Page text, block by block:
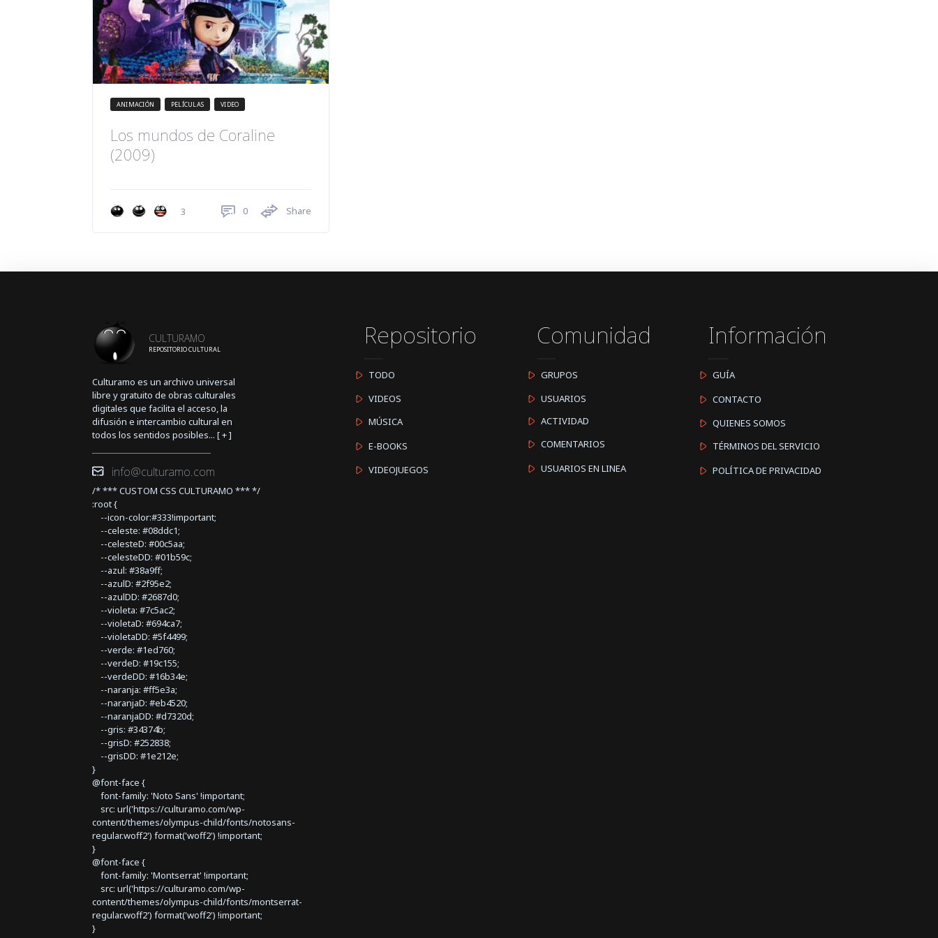
ANIMACIÓN PELÍCULAS VIDEO
Los mundos de Coraline
(2009)
3 0 Share
CULTURAMO
REPOSITORIO CULTURAL
Culturamo es un archivo universal
libre y gratuito de obras culturales
digitales que facilita el acceso, la
difusión e intercambio cultural en
todos los sentidos posibles... [+]
info@culturamo.com
/* *** CUSTOM CSS CULTURAMO *** */
:root {
--icon-color:#333!important;
--celeste: #08ddc1;
--celesteD: #00c5aa;
--celesteDD: #01b59c;
--azul: #38a9ff;
--azulD: #2f95e2;
--azulDD: #2687d0;
--violeta: #7c5ac2;
--violetaD: #694ca7;
--violetaDD: #5f4499;
--verde: #1ed760;
--verdeD: #19c155;
--verdeDD: #16b34e;
--naranja: #ff5e3a;
--naranjaD: #eb4520;
--naranjaDD: #d7320d;
--gris: #34374b;
--grisD: #252838;
--grisDD: #1e212e;
}
@font-face {
font-family: 'Noto Sans' !important;
src: url('https://culturamo.com/wp-
content/themes/olympus-child/fonts/notosans-
regular.woff2') format('woff2') !important;
}
@font-face {
font-family: 'Montserrat' !important;
src: url('https://culturamo.com/wp-
content/themes/olympus-child/fonts/montserrat-
regular.woff2') format('woff2') !important;
}
Repositorio
TODO
VIDEOS
MÚSICA
E-BOOKS
VIDEOJUEGOS
Comunidad
GRUPOS
USUARIOS
ACTIVIDAD
COMENTARIOS
USUARIOS EN LINEA
Información
GUÍA
CONTACTO
QUIENES SOMOS
TÉRMINOS DEL SERVICIO
POLÍTICA DE PRIVACIDAD